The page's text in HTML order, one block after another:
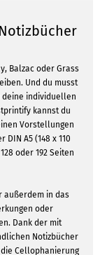
Balzac oder Grass
Und du musst
deine individuellen
kannst du
Vorstellungen
A5 (148 x 110
oder 192 Seiten
außerdem in das
oder
Dank der mit
Notizbücher
Cellophanierung